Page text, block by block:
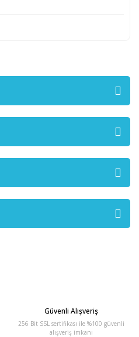
Güvenli Alışveriş
256 Bit SSL sertifikası ile %100 güvenli
alışveriş imkanı